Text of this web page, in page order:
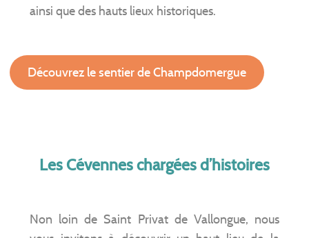
ainsi que des hauts lieux historiques.
Découvrez le sentier de Champdomergue
Les Cévennes chargées d’histoires
Non loin de Saint Privat de Vallongue, nous